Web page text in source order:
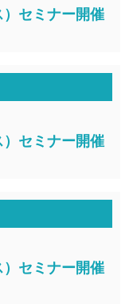
セミナー開催
セミナー開催
セミナー開催